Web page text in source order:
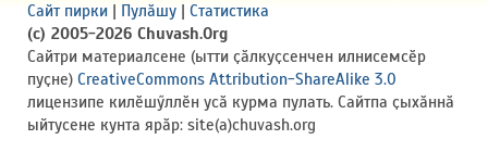
Сайт пирки Пулӑшу
Статистика
(c) 2005-2026 Chuvash.Org
Сайтри материалсене (ытти ҫӑлкуҫсенчен илнисемсӗр
пуҫне) CreativeCommons Attribution-ShareAlike 3.0
лицензипе килӗшӳллӗн усӑ курма пулать. Сайтпа ҫыхӑннӑ
ыйтусене кунта ярӑр: site(a)chuvash.org